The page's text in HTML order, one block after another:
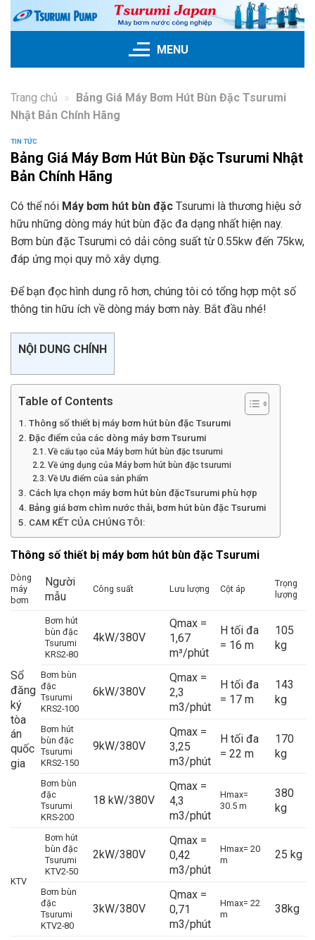
Skip
MENU
Trang chủ » Bảng Giá Máy Bơm Hút Bùn Đặc Tsurumi
Nhật Bản Chính Hãng
TIN TỨC
Bảng Giá Máy Bơm Hút Bùn Đặc Tsurumi Nhật
Bản Chính Hãng
Có thể nói Máy bơm hút bùn đặc Tsurumi là thương hiệu sở
hữu những dòng máy hút bùn đặc đa dạng nhất hiện nay.
Bơm bùn đặc Tsurumi có dải công suất từ 0.55kw đến 75kw,
đáp ứng mọi quy mô xây dựng.
Để bạn đọc hình dung rõ hơn, chúng tôi có tổng hợp một số
thông tin hữu ích về dòng máy bơm này. Bắt đầu nhé!
NỘI DUNG CHÍNH
Table of Contents
Thông số thiết bị máy bơm hút bùn đặc Tsurumi
Đặc điểm của các dòng máy bơm Tsurumi
Về cấu tạo của Máy bơm hút bùn đặc tsurumi
Về ứng dụng của Máy bơm hút bùn đặc tsurumi
Về Ưu điểm của sản phẩm
Cách lựa chọn máy bơm hút bùn đặcTsurumi phù hợp
Bảng giá bơm chìm nước thải, bơm hút bùn đặc Tsurumi
CAM KẾT CỦA CHÚNG TÔI:
Thông số thiết bị máy bơm hút bùn đặc Tsurumi
Dòng
máy
bơm
Người
mẫu
Công suất Lưu lượng Cột áp
Trọng
lượng
Sổ
đăng
ký
tòa
án
quốc
gia
Bơm hút
bùn đặc
Tsurumi
KRS2-80
4kW/380V
Qmax =
1,67
m³/phút
H tối đa
= 16 m
105
kg
Bơm bùn
đặc
Tsurumi
KRS2-100
6kW/380V
Qmax =
2,3
m3/phút
H tối đa
= 17 m
143
kg
Bơm hút
bùn đặc
Tsurumi
KRS2-150
9kW/380V
Qmax =
3,25
m3/phút
H tối đa
= 22 m
170
kg
Bơm bùn
đặc
Tsurumi
KRS-200
18 kW/380V
Qmax =
4,3
m3/phút
Hmax=
30.5 m
380
kg
KTV
Bơm hút
bùn đặc
Tsurumi
KTV2-50
2kW/380V
Qmax =
0,42
m3/phút
Hmax= 20
m
25 kg
Bơm bùn
đặc
Tsurumi
KTV2-80
3kW/380V
Qmax =
0,71
m3/phút
Hmax= 22
m
38kg